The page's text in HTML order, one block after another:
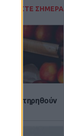
ΔΙΑΒΑΣΤΕ ΣΗΜΕΡΑ
διατηρηθούν